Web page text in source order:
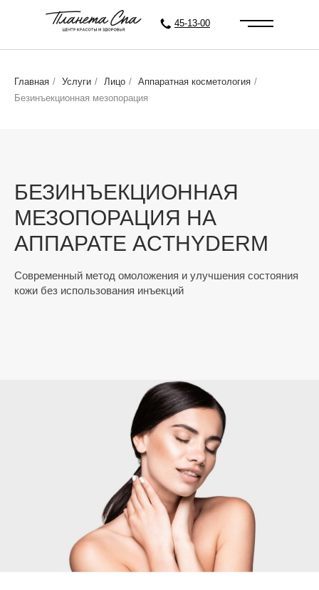
45-13-00
Главная / Услуги / Лицо / Аппаратная косметология /
Безинъекционная мезопорация
БЕЗИНЪЕКЦИОННАЯ
МЕЗОПОРАЦИЯ НА
АППАРАТЕ ACTHYDERM
Современный метод омоложения и улучшения состояния
кожи без использования инъекций